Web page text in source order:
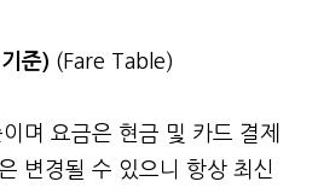
준) (Fare Table)
며 요금은 현금 및 카드 결제
변경될 수 있으니 항상 최신